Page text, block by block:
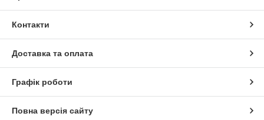
Контакти
Доставка та оплата
Графік роботи
Повна версія сайту